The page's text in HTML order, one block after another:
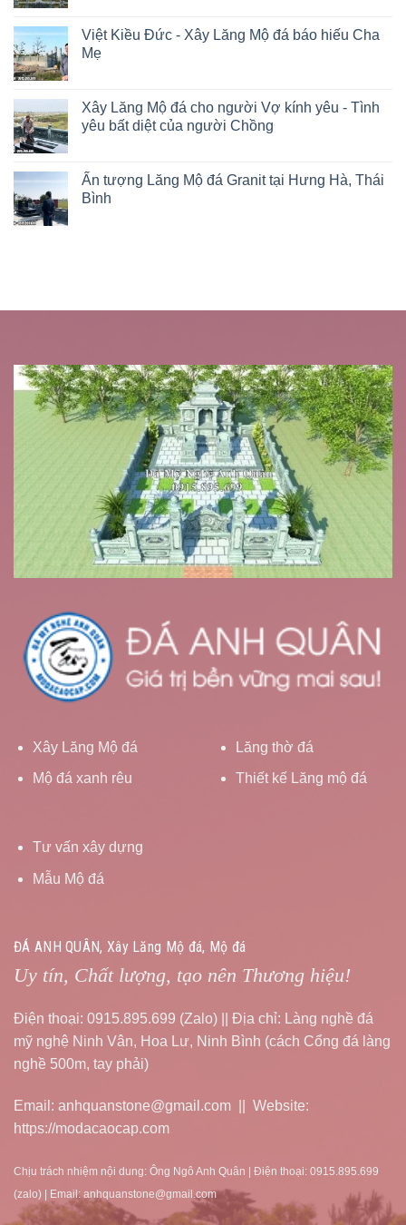
Việt Kiều Đức - Xây Lăng Mộ đá báo hiếu Cha
Mẹ
Xây Lăng Mộ đá cho người Vợ kính yêu - Tình
yêu bất diệt của người Chồng
Ấn tượng Lăng Mộ đá Granit tại Hưng Hà, Thái
Bình
Xây Lăng Mộ đá
Mộ đá xanh rêu
Lăng thờ đá
Thiết kế Lăng mộ đá
Tư vấn xây dựng
Mẫu Mộ đá
ĐÁ ANH QUÂN, Xây Lăng Mộ đá, Mộ đá
Uy tín, Chất lượng, tạo nên Thương hiệu!
Điện thoại: 0915.895.699 (Zalo) || Địa chỉ: Làng nghề đá
mỹ nghệ Ninh Vân, Hoa Lư, Ninh Bình (cách Cổng đá làng
nghề 500m, tay phải)
Email: anhquanstone@gmail.com || Website:
https://modacaocap.com
Chịu trách nhiệm nội dung: Ông Ngô Anh Quân | Điện thoại: 0915.895.699
(zalo) | Email: anhquanstone@gmail.com